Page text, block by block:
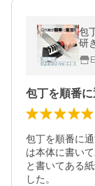
包
研
丁
包丁を順番に
は本体に書い
と書いてある
した。